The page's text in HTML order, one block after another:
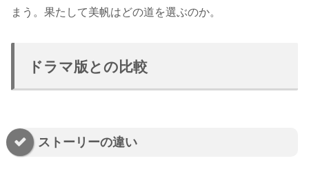
まう。果たして美帆はどの道を選ぶのか。
ドラマ版との比較
ストーリーの違い